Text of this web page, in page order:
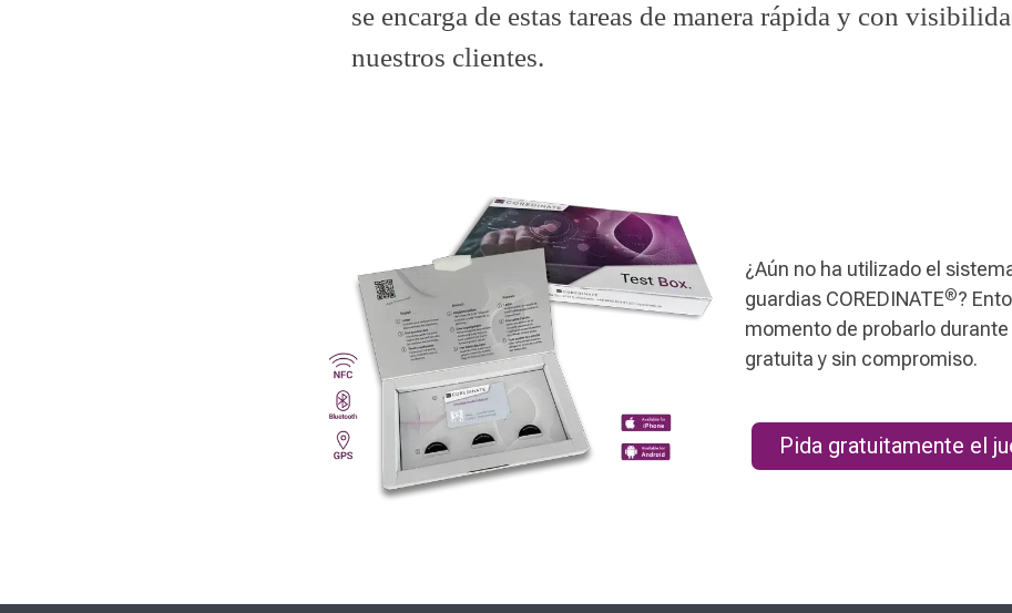
se encarga de estas tareas de manera rápida y con
nuestros clientes.
¿Aún no ha utilizado el
guardias COREDINATE®?
momento de probarlo
gratuita y sin compromiso.
Pida gratuitamente el